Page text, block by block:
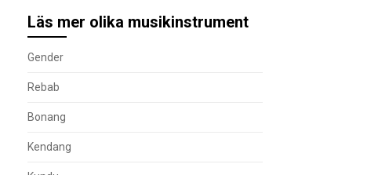
Läs mer olika musikinstrument
Gender
Rebab
Bonang
Kendang